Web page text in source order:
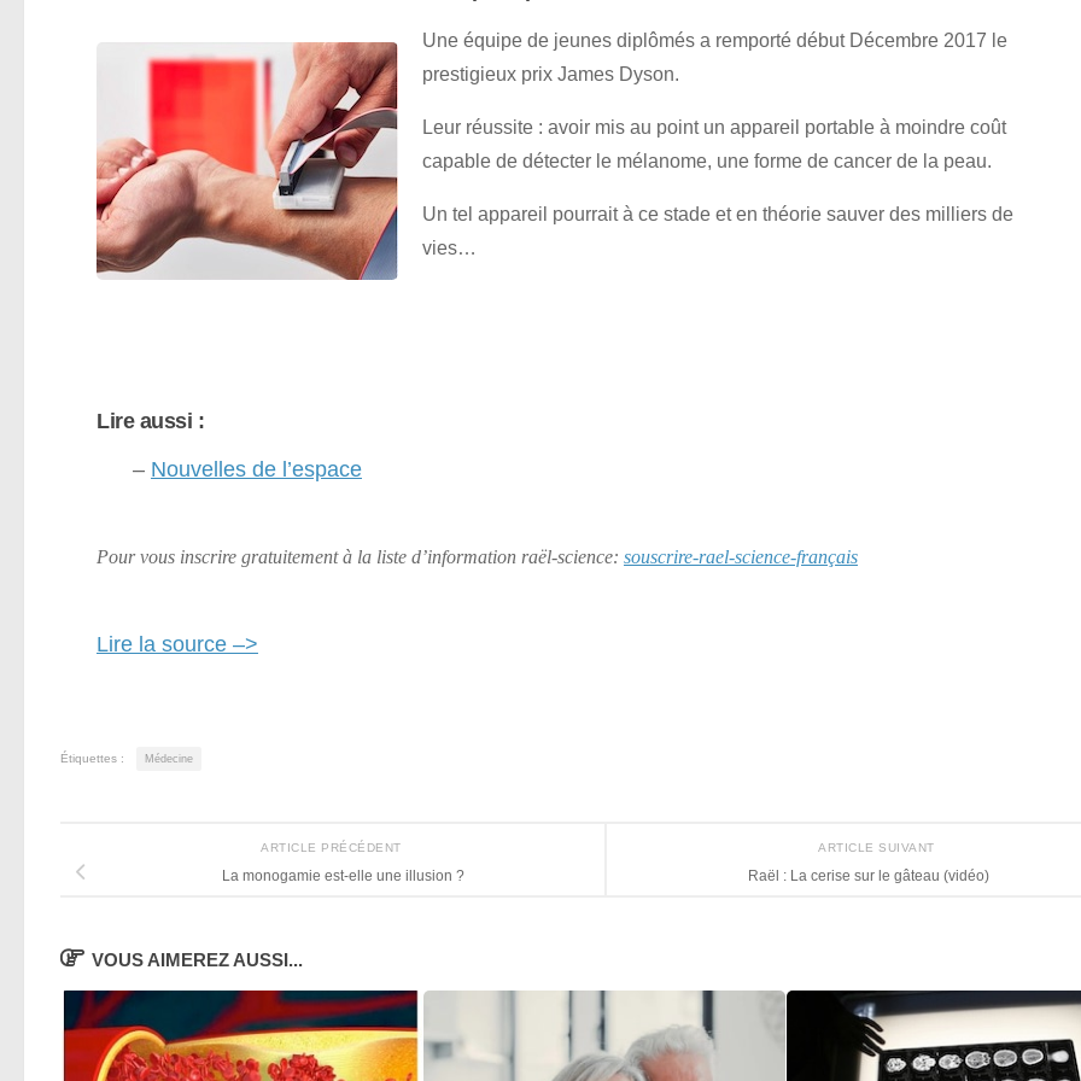
Une équipe de jeunes diplômés a remporté début Décembre 2017 le
prestigieux prix James Dyson.
Leur réussite : avoir mis au point un appareil portable à moindre coût
capable de détecter le mélanome, une forme de cancer de la peau.
Un tel appareil pourrait à ce stade et en théorie sauver des milliers de
vies…
Lire aussi :
– Nouvelles de l’espace
Pour vous inscrire gratuitement à la liste d’information raël-science: souscrire-rael-science-français
Lire la source –>
Étiquettes : Médecine
ARTICLE SUIVANT
Raël : La cerise sur le gâteau (vidéo)
ARTICLE PRÉCÉDENT
La monogamie est-elle une illusion ?
VOUS AIMEREZ AUSSI...